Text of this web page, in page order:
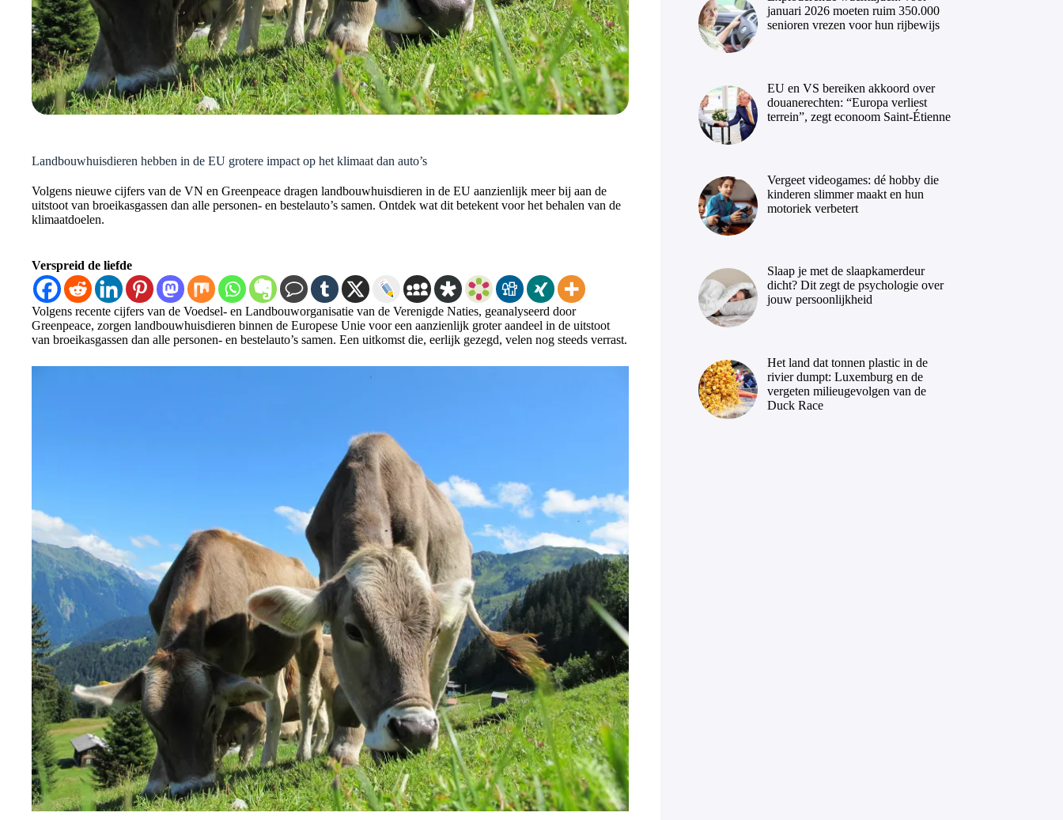
Landbouwhuisdieren hebben in de EU grotere impact op het klimaat dan auto’s
Volgens nieuwe cijfers van de VN en Greenpeace dragen landbouwhuisdieren in de EU aanzienlijk meer bij aan de
uitstoot van broeikasgassen dan alle personen- en bestelauto’s samen. Ontdek wat dit betekent voor het behalen van de
klimaatdoelen.
Verspreid de liefde
Volgens recente cijfers van de Voedsel- en Landbouworganisatie van de Verenigde Naties, geanalyseerd door
Greenpeace, zorgen landbouwhuisdieren binnen de Europese Unie voor een aanzienlijk groter aandeel in de uitstoot
van broeikasgassen dan alle personen- en bestelauto’s samen. Een uitkomst die, eerlijk gezegd, velen nog steeds verrast.
januari 2026 moeten ruim 350.000
senioren vrezen voor hun rijbewijs
EU en VS bereiken akkoord over
douanerechten: “Europa verliest
terrein”, zegt econoom Saint-Étienne
Vergeet videogames: dé hobby die
kinderen slimmer maakt en hun
motoriek verbetert
Slaap je met de slaapkamerdeur
dicht? Dit zegt de psychologie over
jouw persoonlijkheid
Het land dat tonnen plastic in de
rivier dumpt: Luxemburg en de
vergeten milieugevolgen van de
Duck Race